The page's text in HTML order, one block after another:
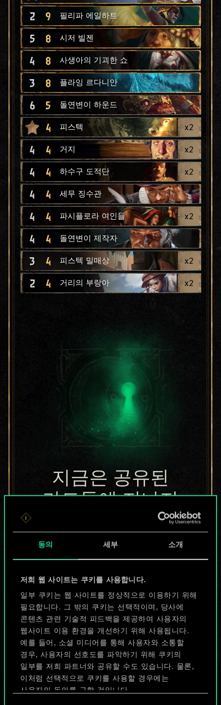
동의 세부 소개
저희 웹 사이트는 쿠키를 사용합니다.
일부 쿠키는 웹 사이트를 정상적으로 이용하기 위해
필요합니다. 그 밖의 쿠키는 선택적이며, 당사에
콘텐츠 관련 기술적 피드백을 제공하여 사용자의
웹사이트 이용 환경을 개선하기 위해 사용됩니다.
예를 들어, 소셜 미디어를 통해 사용자와 소통할
경우, 사용자의 선호도를 파악하기 위해 쿠키의
일부를 저희 파트너와 공유할 수도 있습니다. 물론,
이처럼 선택적으로 쿠키를 사용할 경우에는
사용자의 동의를 구할 것입니다.
2 9 필리파 에일하트
5 8 시저 빌젠
4 8 사생아의 기괴한 쇼
3 8 플라잉 르다니안
6 5 돌연변이 하운드
4 피스텍 x2
4 4 거지 x2
4 4 하수구 도적단 x2
4 4 세무 징수관
4 4 파시플로라 여인들 x2
4 4 돌연변이 제작자
3 4 피스텍 밀매상 x2
2 4 거리의 부랑아 x2
지금은 공유된
카드들에 지나지
무궁무진한
가능성을 가지고
있습니다!
덱 이름 짓기 & 가이드 작성하기
덱 편집
또는